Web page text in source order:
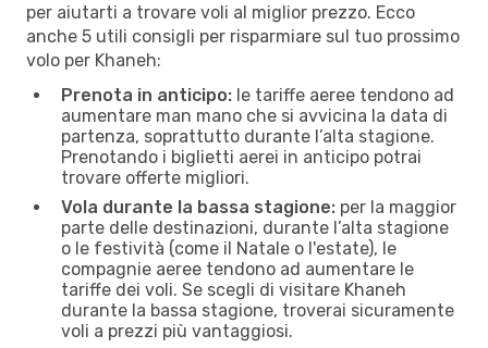
per aiutarti a trovare voli al miglior prezzo. Ecco
anche 5 utili consigli per risparmiare sul tuo prossimo
volo per Khaneh:
Prenota in anticipo: le tariffe aeree tendono ad
aumentare man mano che si avvicina la data di
partenza, soprattutto durante l’alta stagione.
Prenotando i biglietti aerei in anticipo potrai
trovare offerte migliori.
Vola durante la bassa stagione: per la maggior
parte delle destinazioni, durante l’alta stagione
o le festività (come il Natale o l'estate), le
compagnie aeree tendono ad aumentare le
tariffe dei voli. Se scegli di visitare Khaneh
durante la bassa stagione, troverai sicuramente
voli a prezzi più vantaggiosi.